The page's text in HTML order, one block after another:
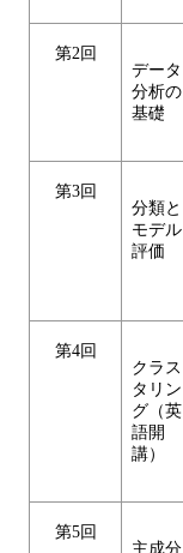
第2回
データ
分析の
基礎
第3回
分類と
モデル
評価
第4回
クラス
タリン
グ（英
語開
講）
第5回
主成分